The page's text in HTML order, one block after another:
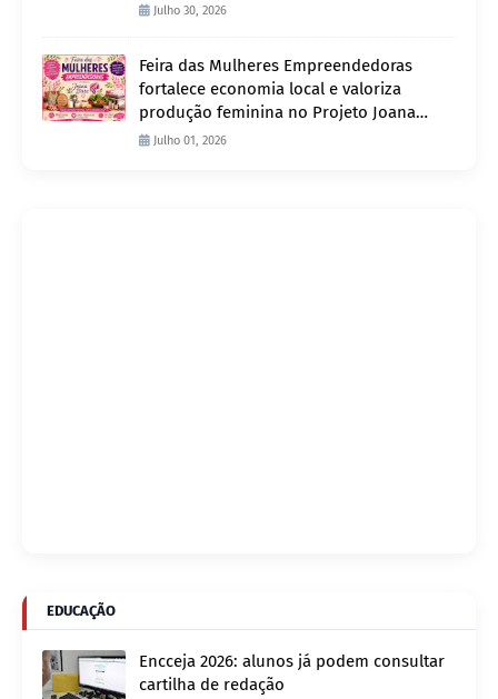
Julho 30, 2026
Feira das Mulheres Empreendedoras
fortalece economia local e valoriza
produção feminina no Projeto Joana
D’Arc
Julho 01, 2026
EDUCAÇÃO
Encceja 2026: alunos já podem consultar
cartilha de redação